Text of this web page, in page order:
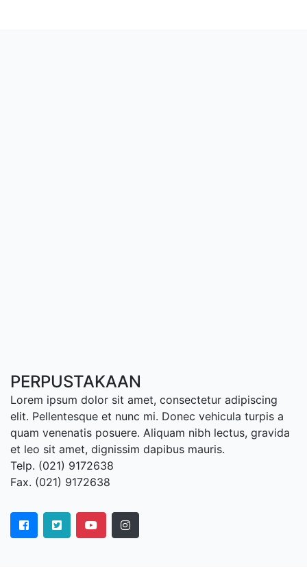
PERPUSTAKAAN
Lorem ipsum dolor sit amet, consectetur adipiscing
elit. Pellentesque et nunc mi. Donec vehicula turpis a
quam venenatis posuere. Aliquam nibh lectus, gravida
et leo sit amet, dignissim dapibus mauris.
Telp. (021) 9172638
Fax. (021) 9172638